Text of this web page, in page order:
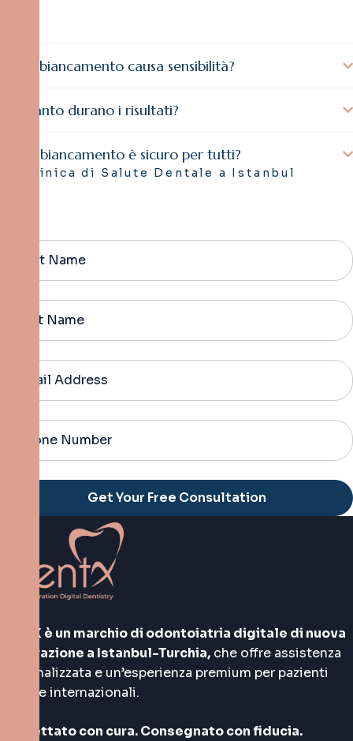
Lo sbiancamento causa sensibilità?
Quanto durano i risultati?
Lo sbiancamento è sicuro per tutti?
Clinica di Salute Dentale a Istanbul
Alternative:
DentX è un marchio di odontoiatria digitale di nuova
generazione a Istanbul-Turchia, che offre assistenza
personalizzata e un’esperienza premium per pazienti
locali e internazionali.
Progettato con cura. Consegnato con fiducia.